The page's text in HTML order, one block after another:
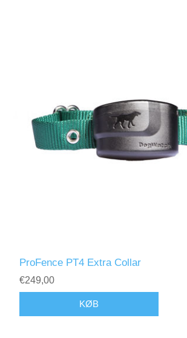
ProFence PT4 Extra Collar
€249,00